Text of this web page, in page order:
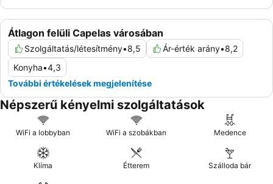
Átlagon felüli Capelas városában
Szolgáltatás/létesítmény•8,5 Ár-érték arány•8,2
Konyha•4,3
További értékelések megjelenítése
Népszerű kényelmi szolgáltatások
WiFi a lobbyban WiFi a szobákban Medence
Klíma Étterem Szálloda bár